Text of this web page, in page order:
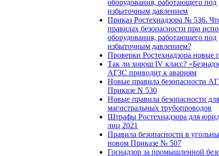
оборудования, работающего под
избыточным давлением
Приказ Ростехнадзора № 536.
правилах безопасности при
оборудования, работающего под
избыточным давлением?
Проверки Ростехнадзора новые
Так ли хорош IV класс?
АГЗС приводит к авариям
Новые правила безопасности
Приказе N 530
Новые правила безопасности для
магистральных трубопроводов
Штрафы Ростехнадзора для
лиц 2021
Правила безопасности в
новом Приказе № 507
Госнадзор за промышленной